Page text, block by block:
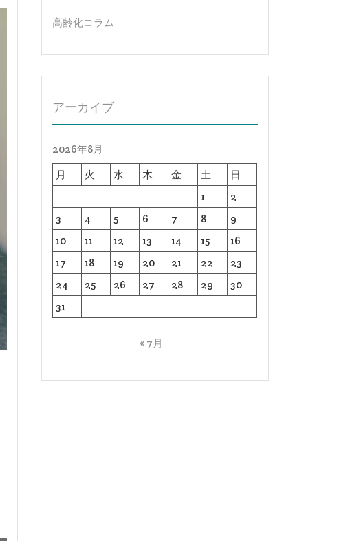
高齢化コラム
アーカイブ
2026年8月
月
火 水 木 金 土
日
1
2
3
4 5 6 7 8
9
10
11 12 13 14 15
16
17
18 19 20 21 22
23
24
25 26 27 28 29
30
31
« 7月